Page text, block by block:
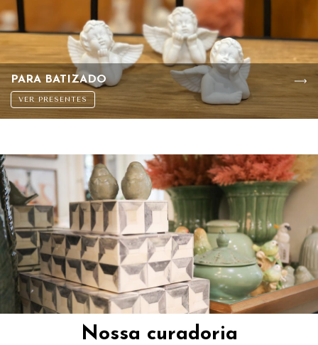
PARA BATIZADO
VER PRESENTES
Nossa curadoria